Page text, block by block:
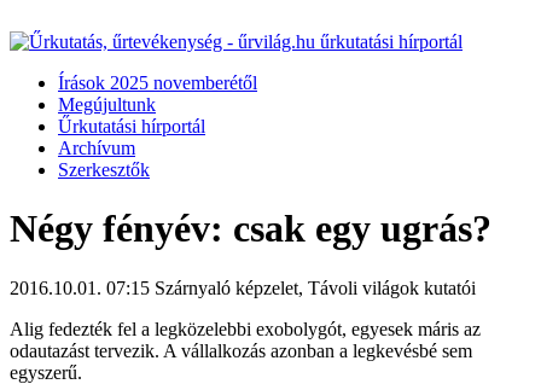
Írások 2025 novemberétől
Megújultunk
Űrkutatási hírportál
Archívum
Szerkesztők
Négy fényév: csak egy ugrás?
2016.10.01. 07:15 Szárnyaló képzelet, Távoli világok kutatói
Alig fedezték fel a legközelebbi exobolygót, egyesek máris az
odautazást tervezik. A vállalkozás azonban a legkevésbé sem
egyszerű.